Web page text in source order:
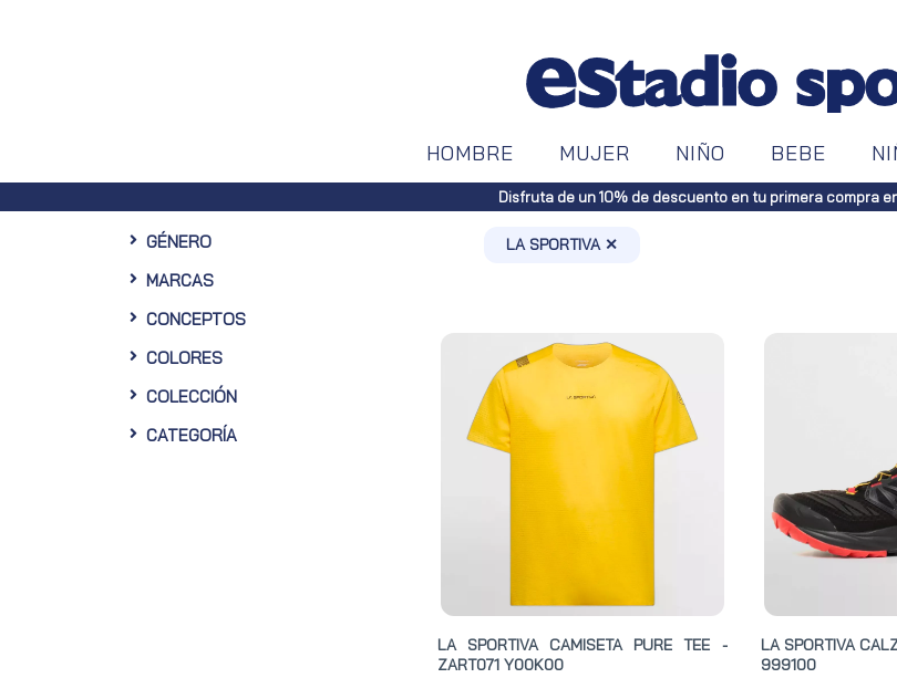
HOMBRE MUJER NIÑO BEBE
Disfruta de un 10% de descuento en tu primera compra
GÉNERO
MARCAS
CONCEPTOS
COLORES
COLECCIÓN
CATEGORÍA
LA SPORTIVA ✕
LA SPORTIVA CAMISETA PURE TEE -
ZART071 Y00K00
LA SPORTIVA
999100